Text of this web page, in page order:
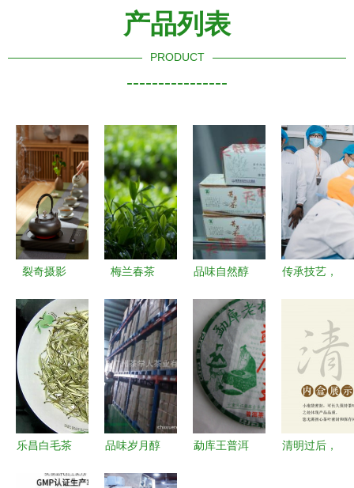
产品列表
PRODUCT
----------------
裂奇摄影
释光影工艺
美学
梅兰春茶
半盏清香
品味自然醇
特苦荞茶的
生产与供应
价值
传承技艺，
混沌大学创
新商学院黄
山寻味现代
派小罐茶
乐昌白毛茶
品味岁月醇
勐库王普洱
清明过后，